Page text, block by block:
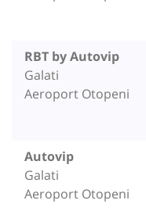
RBT by Autovip
Galati
Aeroport Otopeni
Autovip
Galati
Aeroport Otopeni